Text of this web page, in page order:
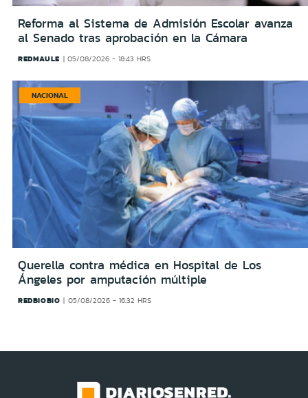
Reforma al Sistema de Admisión Escolar avanza
al Senado tras aprobación en la Cámara
REDMAULE 05/08/2026 - 18:43 HRS
NACIONAL
Querella contra médica en Hospital de Los
Ángeles por amputación múltiple
REDBIOBIO 05/08/2026 - 16:32 HRS